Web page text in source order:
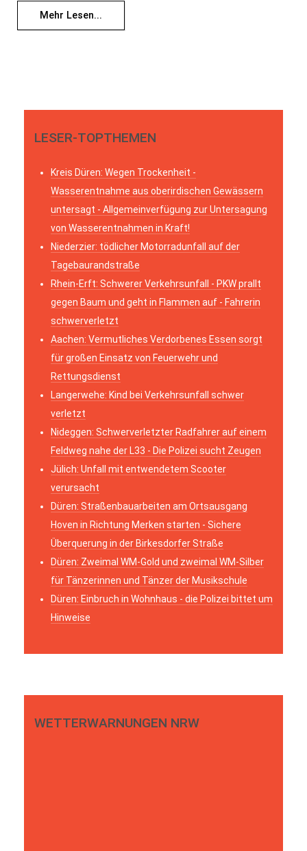
Mehr Lesen...
LESER-TOPTHEMEN
Kreis Düren: Wegen Trockenheit -
Wasserentnahme aus oberirdischen Gewässern
untersagt - Allgemeinverfügung zur Untersagung
von Wasserentnahmen in Kraft!
Niederzier: tödlicher Motorradunfall auf der
Tagebaurandstraße
Rhein-Erft: Schwerer Verkehrsunfall - PKW prallt
gegen Baum und geht in Flammen auf - Fahrerin
schwerverletzt
Aachen: Vermutliches Verdorbenes Essen sorgt
für großen Einsatz von Feuerwehr und
Rettungsdienst
Langerwehe: Kind bei Verkehrsunfall schwer
verletzt
Nideggen: Schwerverletzter Radfahrer auf einem
Feldweg nahe der L33 - Die Polizei sucht Zeugen
Jülich: Unfall mit entwendetem Scooter
verursacht
Düren: Straßenbauarbeiten am Ortsausgang
Hoven in Richtung Merken starten - Sichere
Überquerung in der Birkesdorfer Straße
Düren: Zweimal WM-Gold und zweimal WM-Silber
für Tänzerinnen und Tänzer der Musikschule
Düren: Einbruch in Wohnhaus - die Polizei bittet um
Hinweise
WETTERWARNUNGEN NRW